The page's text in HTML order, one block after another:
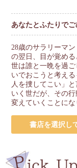
あなたとふたりで
28歳のサラリーマ
の翌日、目が覚め
世は誰と一晩を過
いでおこうと考え
人を捜してこい」
いく世だが、その
変えていくことに
書店を選択し